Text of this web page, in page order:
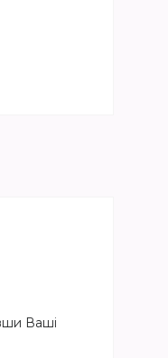
Ваші